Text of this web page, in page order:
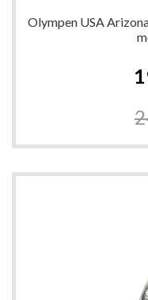
Olympen USA